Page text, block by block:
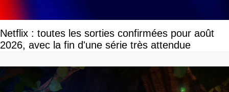
Netflix : toutes les sorties confirmées pour août
2026, avec la fin d'une série très attendue